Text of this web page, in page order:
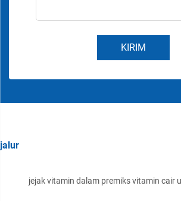
KIRIM
jalur
jejak vitamin dalam premiks vitamin cair